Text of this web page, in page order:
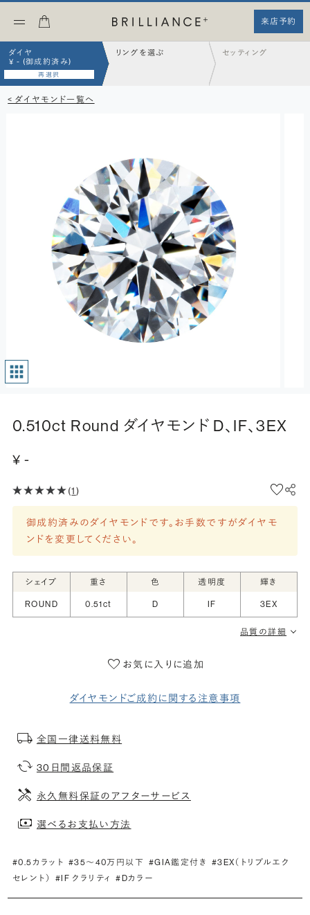
来店予約
ダイヤ
¥ - (御成約済み)
再選択
リングを選ぶ セッティング
< ダイヤモンド一覧へ
0.510ct Round ダイヤモンド D、IF、3EX
¥ -
(1)
御成約済みのダイヤモンドです。お手数ですがダイヤモ
ンドを変更してください。
シェイプ 重さ 色 透明度 輝き
ROUND 0.51ct D IF 3EX
品質の詳細
お気に入りに追加
ダイヤモンドご成約に関する注意事項
全国一律送料無料
30日間返品保証
永久無料保証のアフターサービス
選べるお支払い方法
#0.5カラット #35〜40万円以下 #GIA鑑定付き #3EX（トリプルエク
セレント）
#IF クラリティ #Dカラー